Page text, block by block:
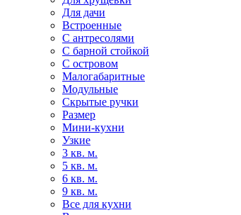
Для дачи
Встроенные
С антресолями
С барной стойкой
С островом
Малогабаритные
Модульные
Скрытые ручки
Размер
Мини-кухни
Узкие
3 кв. м.
5 кв. м.
6 кв. м.
9 кв. м.
Все для кухни